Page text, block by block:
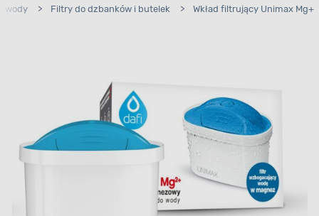
wody > Filtry do dzbanków i butelek > Wkład filtrujący Unimax Mg+